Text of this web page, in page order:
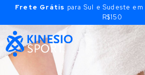
Frete Grátis para Sul e Sudeste
R$150